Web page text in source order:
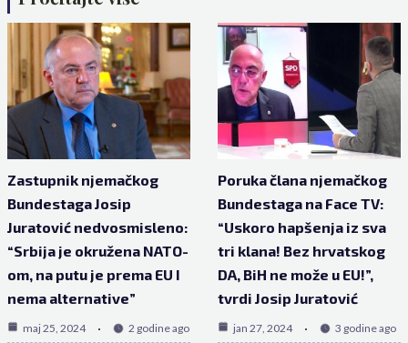
Zastupnik njemačkog
Bundestaga Josip
Juratović nedvosmisleno:
“Srbija je okružena NATO-
om, na putu je prema EU I
nema alternative”
maj 25, 2024 2 godine ago
Poruka člana njemačkog
Bundestaga na Face TV:
“Uskoro hapšenja iz sva
tri klana! Bez hrvatskog
DA, BiH ne može u EU!”,
tvrdi Josip Juratović
jan 27, 2024 3 godine ago